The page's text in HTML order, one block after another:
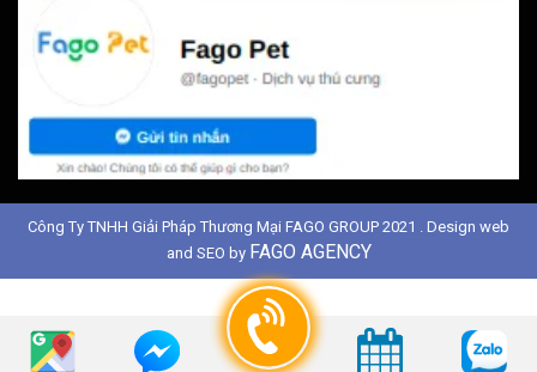
Công Ty TNHH Giải Pháp Thương Mại FAGO GROUP 2021 . Design web
and SEO by FAGO AGENCY